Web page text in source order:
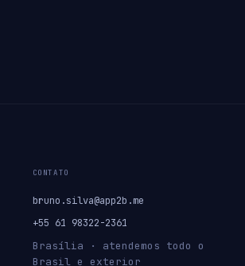
CONTATO
bruno.silva@app2b.me
+55 61 98322-2361
Brasília · atendemos todo o
Brasil e exterior